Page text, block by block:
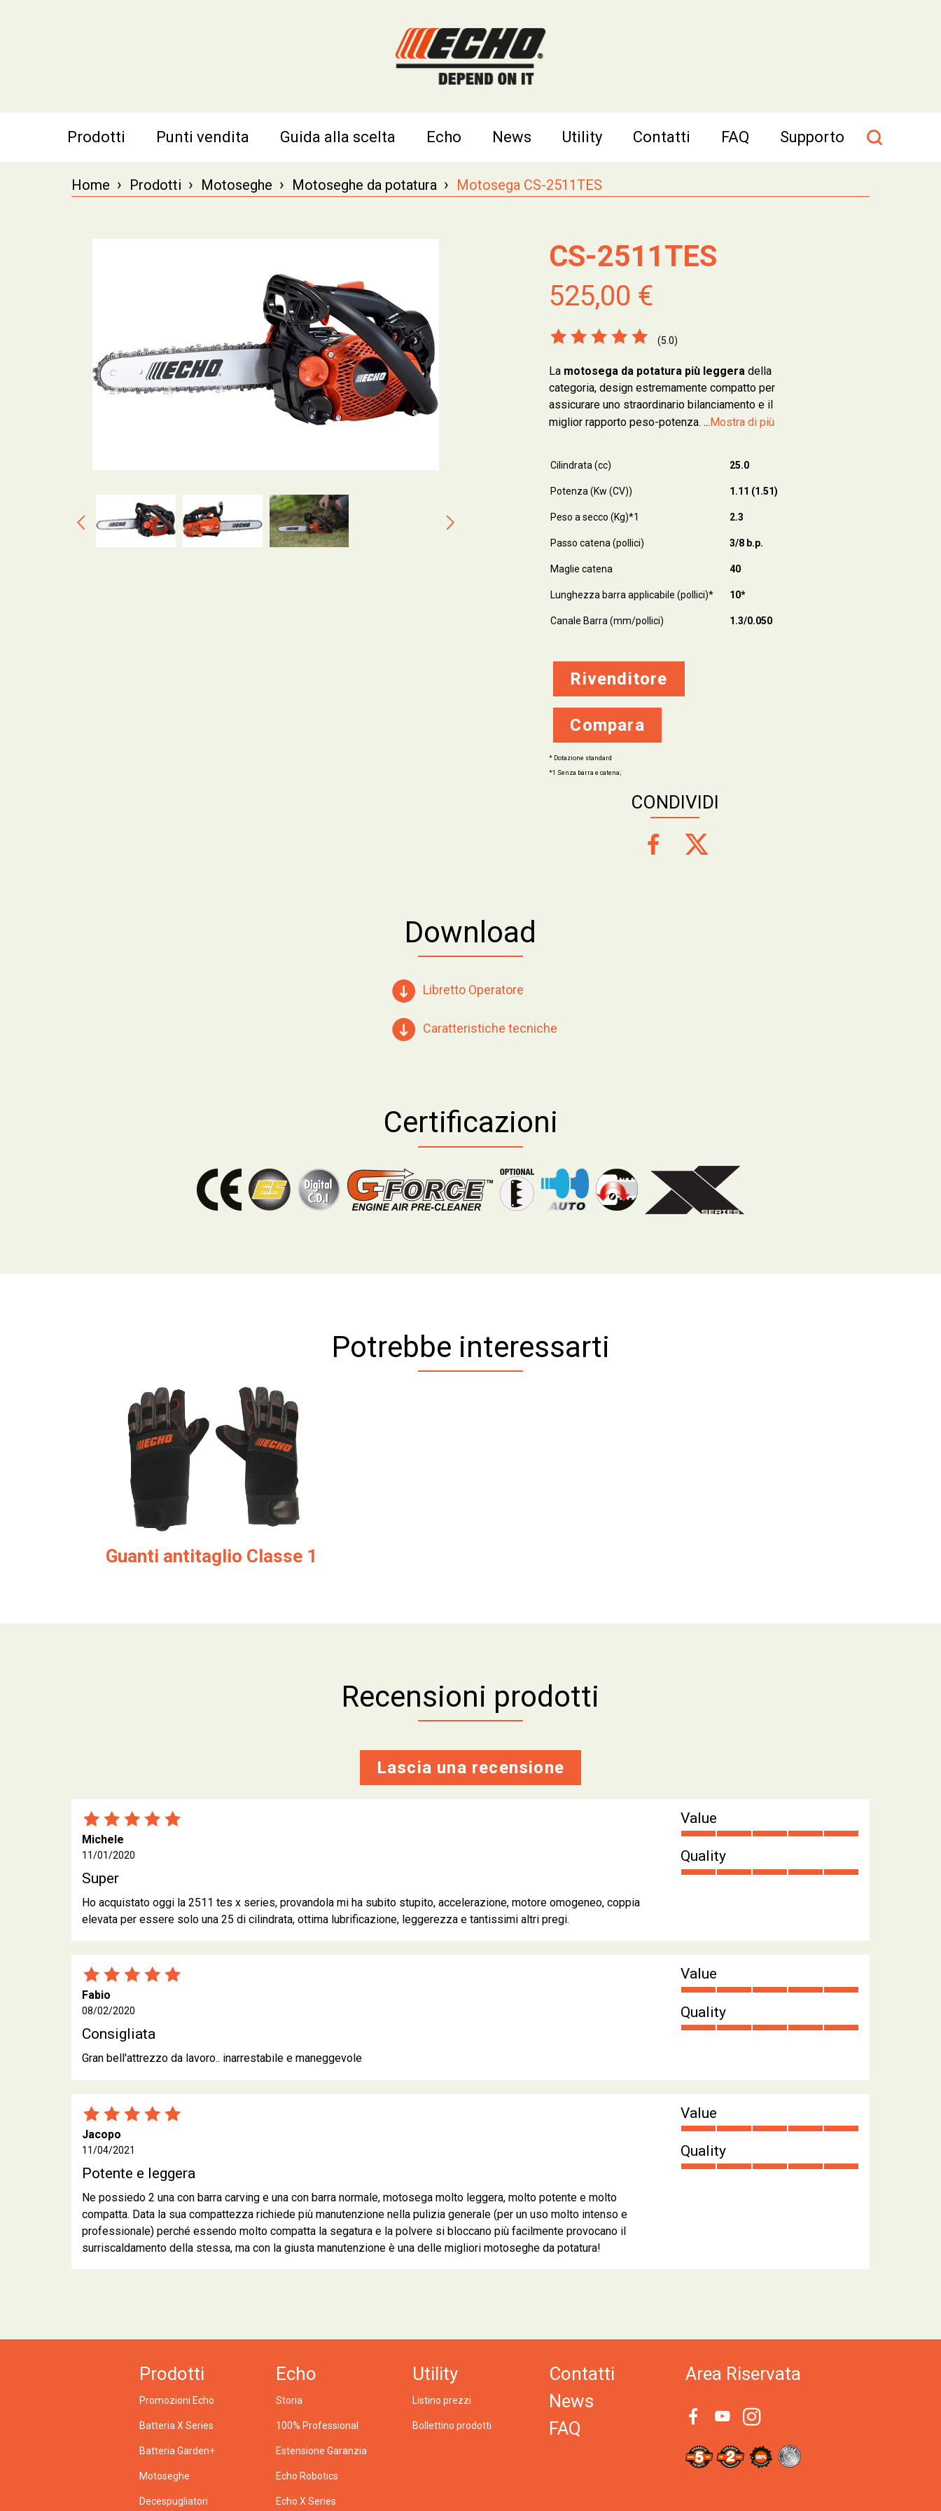
Prodotti Punti vendita Guida alla scelta Echo News Utility Contatti FAQ Supporto
Home › Prodotti › Motoseghe › Motoseghe da potatura › Motosega CS-2511TES
CS-2511TES
525,00 €
(5.0)
La motosega da potatura più leggera della
categoria, design estremamente compatto per
assicurare uno straordinario bilanciamento e il
miglior rapporto peso-potenza. ... Mostra di più
Cilindrata (cc) 25.0
Potenza (Kw (CV)) 1.11 (1.51)
Peso a secco (Kg)*1 2.3
Passo catena (pollici) 3/8 b.p.
Maglie catena 40
Lunghezza barra applicabile (pollici)* 10*
Canale Barra (mm/pollici) 1.3/0.050
Rivenditore
Compara
* Dotazione standard
*1 Senza barra e catena;
CONDIVIDI
Download
Libretto Operatore
Caratteristiche tecniche
Certificazioni
Potrebbe interessarti
Guanti antitaglio Classe 1
Recensioni prodotti
Lascia una recensione
Michele
11/01/2020
Super
Ho acquistato oggi la 2511 tes x series, provandola mi ha subito stupito, accelerazione, motore omogeneo, coppia
elevata per essere solo una 25 di cilindrata, ottima lubrificazione, leggerezza e tantissimi altri pregi.
Value
Quality
Fabio
08/02/2020
Consigliata
Gran bell'attrezzo da lavoro.. inarrestabile e maneggevole
Value
Quality
Jacopo
11/04/2021
Potente e leggera
Ne possiedo 2 una con barra carving e una con barra normale, motosega molto leggera, molto potente e molto
compatta. Data la sua compattezza richiede più manutenzione nella pulizia generale (per un uso molto intenso e
professionale) perché essendo molto compatta la segatura e la polvere si bloccano più facilmente provocano il
surriscaldamento della stessa, ma con la giusta manutenzione è una delle migliori motoseghe da potatura!
Value
Quality
Prodotti
Promozioni Echo
Batteria X Series
Batteria Garden+
Motoseghe
Decespugliatori
Echo
Storia
100% Professional
Estensione Garanzia
Echo Robotics
Echo X Series
Utility
Listino prezzi
Bollettino prodotti
Contatti
News
FAQ
Area Riservata